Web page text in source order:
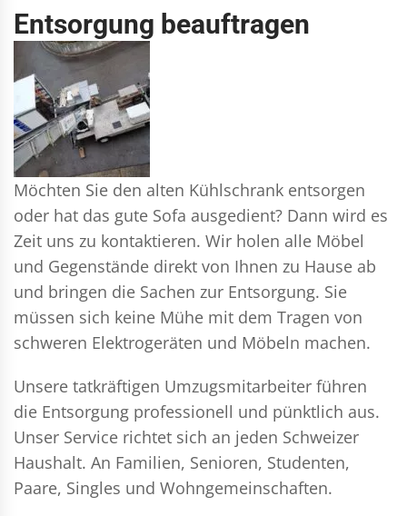
Entsorgung beauftragen
Möchten Sie den alten Kühlschrank entsorgen
oder hat das gute Sofa ausgedient? Dann wird es
Zeit uns zu kontaktieren. Wir holen alle Möbel
und Gegenstände direkt von Ihnen zu Hause ab
und bringen die Sachen zur Entsorgung. Sie
müssen sich keine Mühe mit dem Tragen von
schweren Elektrogeräten und Möbeln machen.
Unsere tatkräftigen Umzugsmitarbeiter führen
die Entsorgung professionell und pünktlich aus.
Unser Service richtet sich an jeden Schweizer
Haushalt. An Familien, Senioren, Studenten,
Paare, Singles und Wohngemeinschaften.